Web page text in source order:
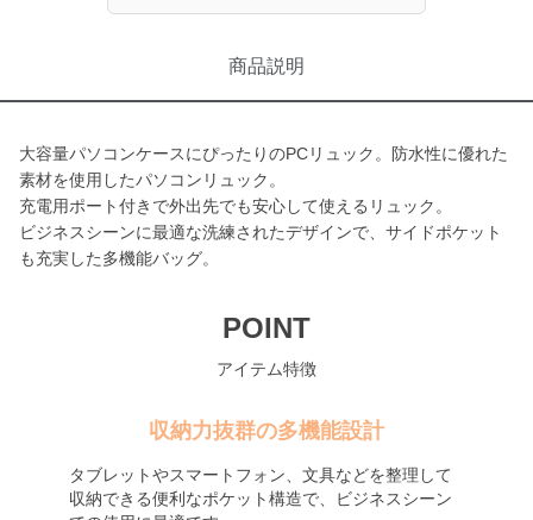
商品説明
大容量パソコンケースにぴったりのPCリュック。防水性に優れた
素材を使用したパソコンリュック。
充電用ポート付きで外出先でも安心して使えるリュック。
ビジネスシーンに最適な洗練されたデザインで、サイドポケット
も充実した多機能バッグ。
POINT
アイテム特徴
収納力抜群の多機能設計
タブレットやスマートフォン、文具などを整理して
収納できる便利なポケット構造で、ビジネスシーン